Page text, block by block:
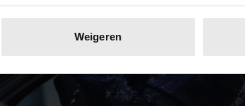
Uw apparaat identificeren door het actief
toestemming op elk moment wijzigen of intrekken
We gebruiken cookies om content en
websiteverkeer te analyseren. Ook delen we
Weigeren